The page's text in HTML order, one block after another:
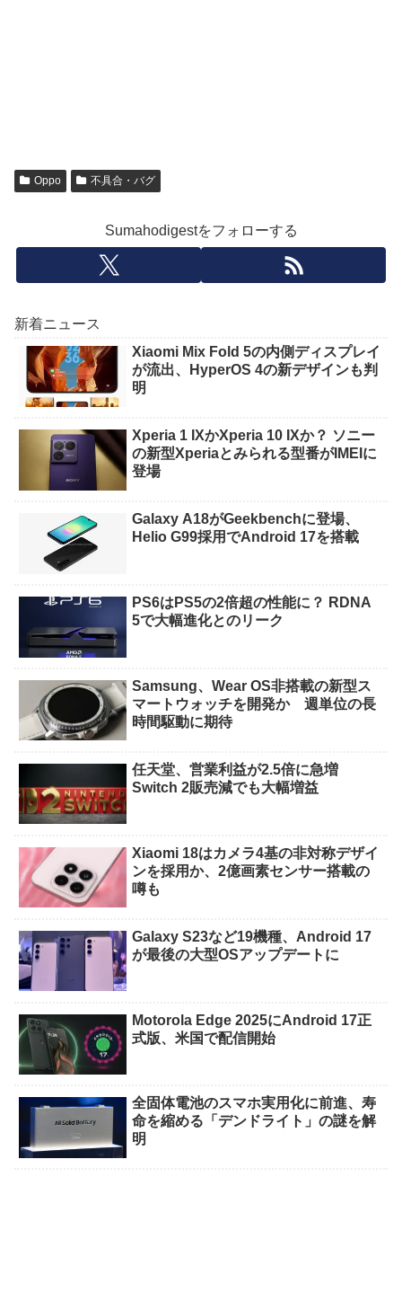
Oppo 不具合・バグ
Sumahodigestをフォローする
新着ニュース
Xiaomi Mix Fold 5の内側ディスプレイ
が流出、HyperOS 4の新デザインも判
明
Xperia 1 IXかXperia 10 IXか？ ソニー
の新型Xperiaとみられる型番がIMEIに
登場
Galaxy A18がGeekbenchに登場、
Helio G99採用でAndroid 17を搭載
PS6はPS5の2倍超の性能に？ RDNA
5で大幅進化とのリーク
Samsung、Wear OS非搭載の新型ス
マートウォッチを開発か 週単位の長
時間駆動に期待
任天堂、営業利益が2.5倍に急増
Switch 2販売減でも大幅増益
Xiaomi 18はカメラ4基の非対称デザイ
ンを採用か、2億画素センサー搭載の
噂も
Galaxy S23など19機種、Android 17
が最後の大型OSアップデートに
Motorola Edge 2025にAndroid 17正
式版、米国で配信開始
全固体電池のスマホ実用化に前進、寿
命を縮める「デンドライト」の謎を解
明